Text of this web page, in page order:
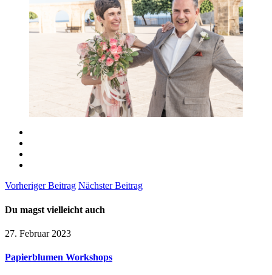
Vorheriger Beitrag Nächster Beitrag
Du magst vielleicht auch
27. Februar 2023
Papierblumen Workshops